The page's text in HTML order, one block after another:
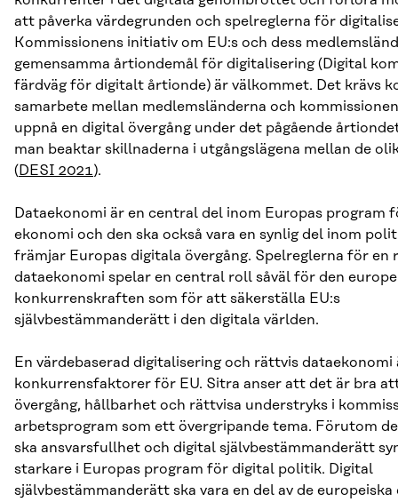
att påverka värdegrunden och spelreglerna för
Kommissionens initiativ om EU:s och dess
gemensamma årtiondemål för digitalisering (Digital
färdväg för digitalt årtionde) är välkommet. Det krävs
samarbete mellan medlemsländerna och
uppnå en digital övergång under det pågående
man beaktar skillnaderna i utgångslägena mellan de
(DESI 2021).
Dataekonomi är en central del inom Europas program
ekonomi och den ska också vara en synlig del inom
främjar Europas digitala övergång. Spelreglerna för en
dataekonomi spelar en central roll såväl för den
konkurrenskraften som för att säkerställa EU:s
självbestämmanderätt i den digitala världen.
En värdebaserad digitalisering och rättvis
konkurrensfaktorer för EU. Sitra anser att det är bra
övergång, hållbarhet och rättvisa understryks i
arbetsprogram som ett övergripande tema. Förutom
ska ansvarsfullhet och digital självbestämmanderätt
starkare i Europas program för digital politik. Digital
självbestämmanderätt ska vara en del av de europeiska